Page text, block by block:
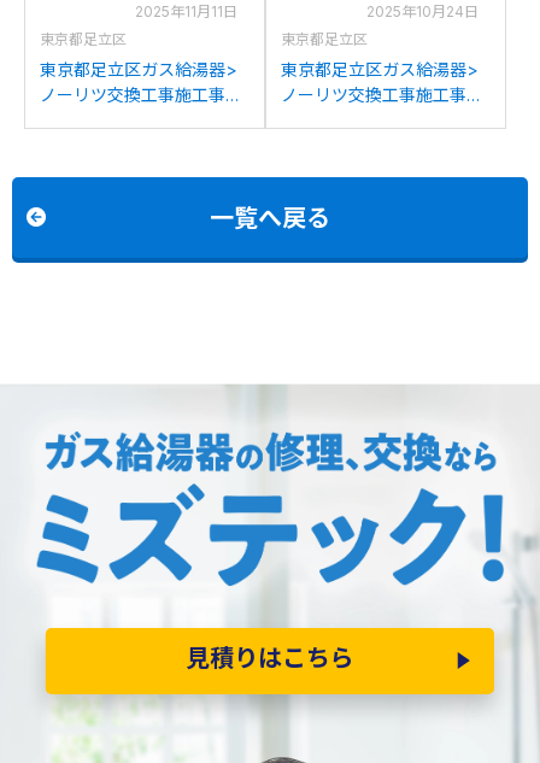
2025年11月11日
東京都足立区
東京都足立区ガス給湯器>
ノーリツ交換工事施工事
2025年10月24日
東京都足立区
東京都足立区ガス給湯器>
ノーリツ交換工事施工事
一覧へ戻る
見積りはこちら